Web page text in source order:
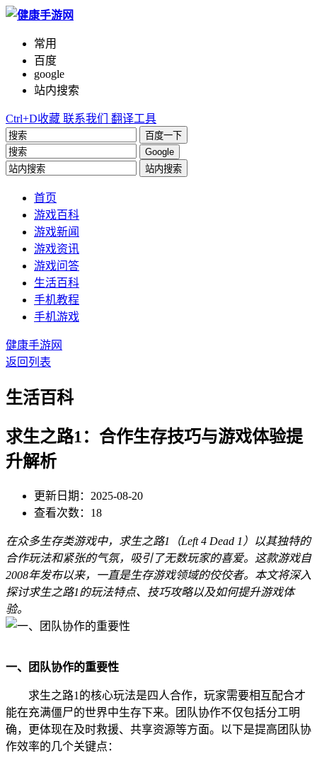
常用
百度
google
站内搜索
Ctrl+D收藏 联系我们 翻译工具
百度一下
Google
站内搜索
首页
游戏百科
游戏新闻
游戏资讯
游戏问答
生活百科
手机教程
手机游戏
健康手游网
返回列表
生活百科
求生之路1：合作生存技巧与游戏体验提
升解析
更新日期：2025-08-20
查看次数：18
在众多生存类游戏中，求生之路1（Left 4 Dead 1）以其独特的
合作玩法和紧张的气氛，吸引了无数玩家的喜爱。这款游戏自
2008年发布以来，一直是生存游戏领域的佼佼者。本文将深入
探讨求生之路1的玩法特点、技巧攻略以及如何提升游戏体
验。
一、团队协作的重要性
求生之路1的核心玩法是四人合作，玩家需要相互配合才
能在充满僵尸的世界中生存下来。团队协作不仅包括分工明
确，更体现在及时救援、共享资源等方面。以下是提高团队协
作效率的几个关键点：